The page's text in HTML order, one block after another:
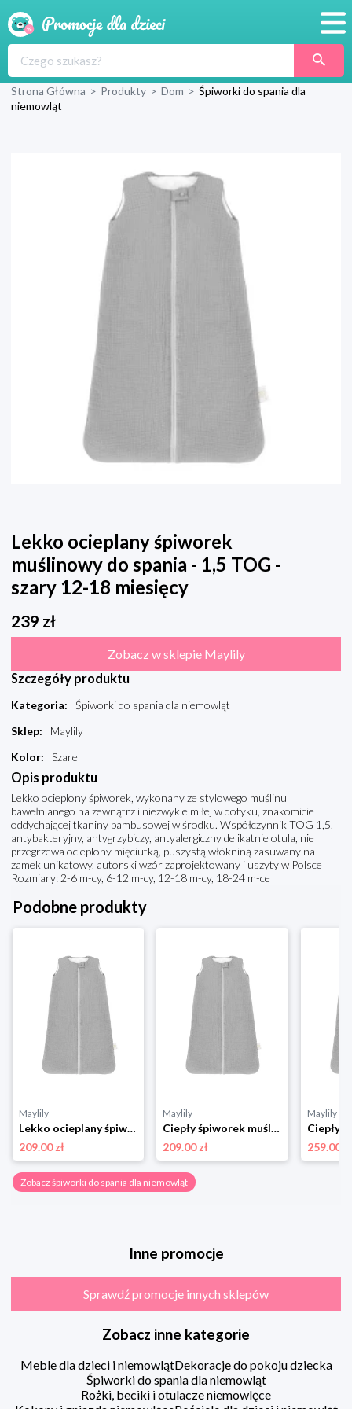
Produkty
Blog
Strona Główna > Produkty > Dom > Śpiworki do spania dla
niemowląt
Lekko ocieplany śpiworek
muślinowy do spania - 1,5 TOG -
szary 12-18 miesięcy
239 zł
Zobacz w sklepie Maylily
Szczegóły produktu
Kategoria:
Śpiworki do spania dla niemowląt
Sklep:
Maylily
Kolor: Szare
Opis produktu
Lekko ocieplony śpiworek, wykonany ze stylowego muślinu
bawełnianego na zewnątrz i niezwykle miłej w dotyku, znakomicie
oddychającej tkaniny bambusowej w środku. Współczynnik TOG 1,5.
antybakteryjny, antygrzybiczy, antyalergiczny delikatnie otula, nie
przegrzewa ocieplony mięciutką, puszystą włókniną zasuwany na
zamek unikatowy, autorski wzór zaprojektowany i uszyty w Polsce
Rozmiary: 2-6 m-cy, 6-12 m-cy, 12-18 m-cy, 18-24 m-ce
Podobne produkty
Maylily
Lekko ocieplany śpiworek muślinowy do spania - 1,5 TOG - szary
209.00 zł
Maylily
Ciepły śpiworek muślinowy do spania - 2,5 TOG - szary
209.00 zł
Maylily
259.00 zł
Zobacz śpiworki do spania dla niemowląt
Inne promocje
Sprawdź promocje innych sklepów
Zobacz inne kategorie
Meble dla dzieci i niemowlątDekoracje do pokoju dziecka
Śpiworki do spania dla niemowląt
Rożki, beciki i otulacze niemowlęce